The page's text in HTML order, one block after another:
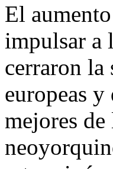
El
impulsar a
cerraron la
europeas
mejores